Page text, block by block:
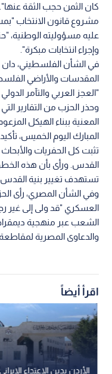
كان الثمن حجب الثقة
مشروع قانون الانتخاب
عليه مسؤوليته الوطنية،
وإجراء انتخابات مبكرة".
في الشأن الفلسطيني، دان
المقدسات والأراضي
"العجز العربي والتآمر الدولي
وحذر الحزب من التقارير
المعنية ببناء الهيكل
المبارك اليوم الخميس،
تثبت كل الحفريات
القدس. ورأى بأن هذه
تستهدف تغيير بنية القدس
وفي الشأن المصري، رأى
العسكري "قد ولى إلى غير
الشعب عبر منهجية
والدعاوى المصرية
اقرأ أيضاً
الأردن يدين الاعتداء